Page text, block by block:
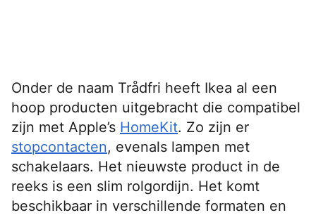
Onder de naam Trådfri heeft Ikea al een
hoop producten uitgebracht die compatibel
zijn met Apple’s HomeKit. Zo zijn er
stopcontacten, evenals lampen met
schakelaars. Het nieuwste product in de
reeks is een slim rolgordijn. Het komt
beschikbaar in verschillende formaten en